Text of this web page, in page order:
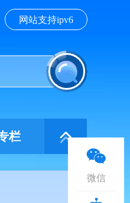
网站支持ipv6
栏
微信